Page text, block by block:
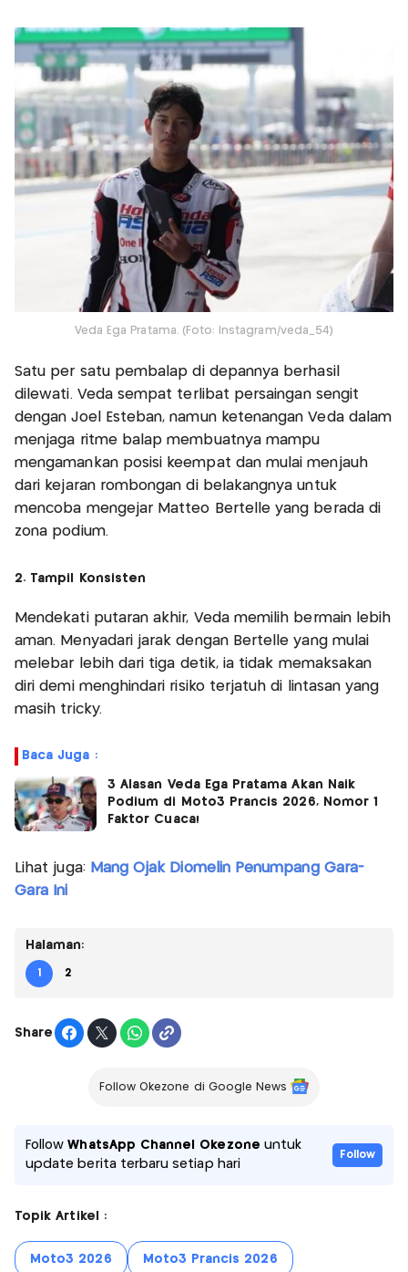
Veda Ega Pratama. (Foto: Instagram/veda_54)
Satu per satu pembalap di depannya berhasil
dilewati. Veda sempat terlibat persaingan sengit
dengan Joel Esteban, namun ketenangan Veda dalam
menjaga ritme balap membuatnya mampu
mengamankan posisi keempat dan mulai menjauh
dari kejaran rombongan di belakangnya untuk
mencoba mengejar Matteo Bertelle yang berada di
zona podium.
2. Tampil Konsisten
Mendekati putaran akhir, Veda memilih bermain lebih
aman. Menyadari jarak dengan Bertelle yang mulai
melebar lebih dari tiga detik, ia tidak memaksakan
diri demi menghindari risiko terjatuh di lintasan yang
masih tricky.
Baca Juga :
3 Alasan Veda Ega Pratama Akan Naik
Podium di Moto3 Prancis 2026, Nomor 1
Faktor Cuaca!
Lihat juga: Mang Ojak Diomelin Penumpang Gara-
Gara Ini
Halaman:
1 2
Share
Follow Okezone di Google News
FollowWhatsApp Channel Okezone untuk
update berita terbaru setiap hari
Follow
Topik Artikel :
Moto3 2026 Moto3 Prancis 2026